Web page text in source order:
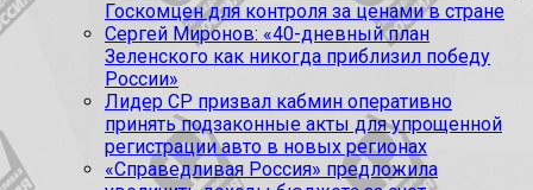
Госкомцен для контроля за ценами в стране
Сергей Миронов: «40-дневный план
Зеленского как никогда приблизил победу
России»
Лидер СР призвал кабмин оперативно
принять подзаконные акты для упрощенной
регистрации авто в новых регионах
«Справедливая Россия» предложила